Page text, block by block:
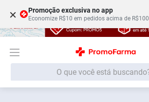
× Promoção exclusiva no app
Economize R$10 em pedidos acima de R$100
O que você está buscando?